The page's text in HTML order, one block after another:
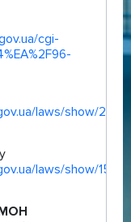
cgi-
laws/show/2145-
laws/show/1556-
МОН